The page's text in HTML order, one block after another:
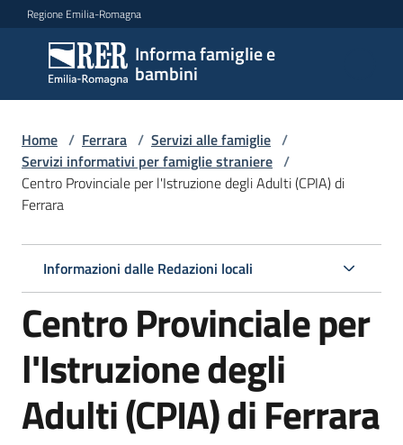
Vai al contenuto
Vai alla navigazione
Vai al footer
Regione Emilia-Romagna
Informa famiglie e
bambini
Informa
famiglie
e
bambini
Argomenti
Servizi
Centri
per
Home / Ferrara / Servizi alle famiglie /
Servizi informativi per famiglie straniere /
Centro Provinciale per l'Istruzione degli Adulti (CPIA) di
Ferrara
Informazioni dalle Redazioni locali
Centro Provinciale per
l'Istruzione degli
Adulti (CPIA) di Ferrara